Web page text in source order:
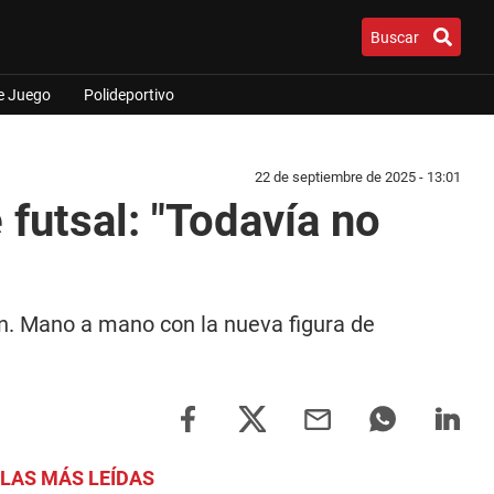
Buscar
Juego Polideportivo
22 de septiembre de 2025 - 13:01
"Todavía no
Mano a mano con la nueva figura de
LAS MÁS LEÍDAS